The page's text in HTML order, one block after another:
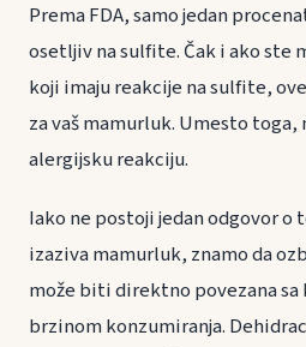
Prema FDA, samo jedan
osetljiv na sulfite. Čak i ako ste
koji imaju reakcije na sulfite,
za vaš mamurluk. Umesto
alergijsku reakciju.
Iako ne postoji jedan odgovor o
izaziva mamurluk, znamo da
može biti direktno povezana
brzinom konzumiranja.